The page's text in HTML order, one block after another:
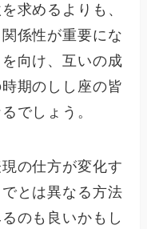
求めるよりも、
係性が重要にな
向け、互いの成
期のしし座の皆
でしょう。
の仕方が変化す
とは異なる方法
のも良いかもし